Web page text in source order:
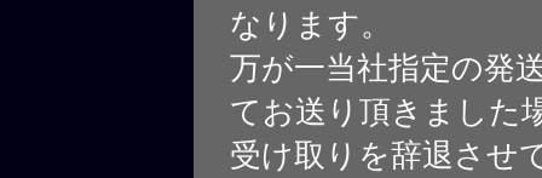
なります。
万が一当社指定の発
てお送り頂きました
受け取りを辞退させ